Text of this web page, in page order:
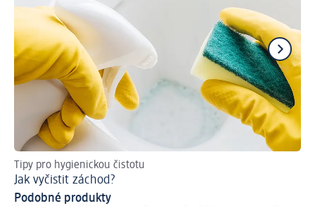
Tipy pro hygienickou čistotu
Jak vyčistit záchod?
Podobné produkty